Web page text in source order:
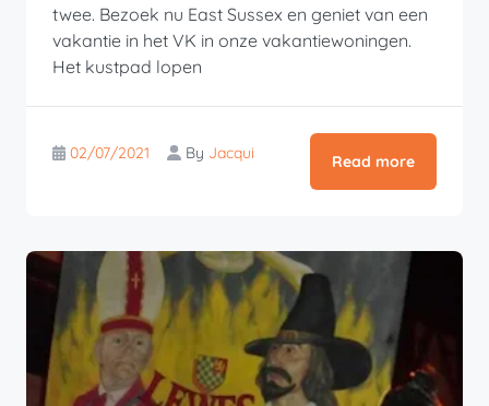
twee. Bezoek nu East Sussex en geniet van een
vakantie in het VK in onze vakantiewoningen.
Het kustpad lopen
02/07/2021 By Jacqui Read more